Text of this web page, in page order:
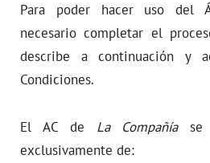
Para poder hacer uso del
necesario completar el
describe a continuación y
Condiciones.
El AC de La Compañíase
exclusivamente de: